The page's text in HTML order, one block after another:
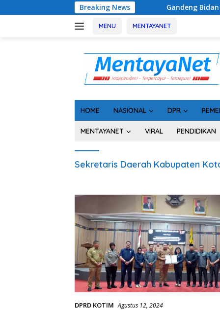
ke
Breaking NewsGandeng Bidan Sean, SMSI
MENU MENTAYANET
HOME NASIONAL DPR
MENTAYANET VIRAL PENDIDIKAN
Sekretaris Daerah Kabupaten
DPRD KOTIM Agustus 12, 2024